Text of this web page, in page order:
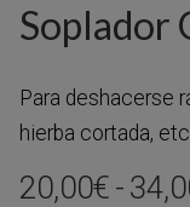
Soplador
Para deshacerse
hierba cortada,
20,00€ -